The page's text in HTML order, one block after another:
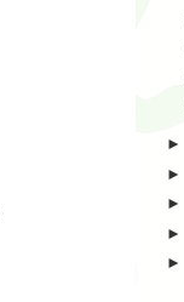
►
►
►
►
►